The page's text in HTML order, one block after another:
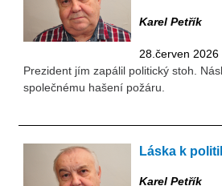
Karel Petřík
28.červen 2026
Prezident jím zapálil politický stoh.
společnému hašení požáru.
Láska k
Karel Petřík